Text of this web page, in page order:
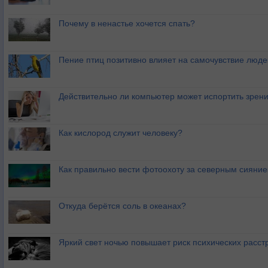
Почему в ненастье хочется спать?
Пение птиц позитивно влияет на самочувствие
Действительно ли компьютер может испортить
Как кислород служит человеку?
Как правильно вести фотоохоту за северным
Откуда берётся соль в океанах?
Яркий свет ночью повышает риск психических